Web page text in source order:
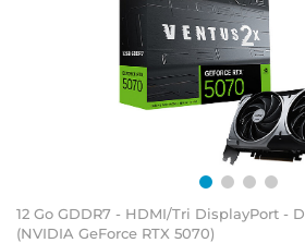
12 Go GDDR7 - HDMI/Tri DisplayPort -
(NVIDIA GeForce RTX 5070)